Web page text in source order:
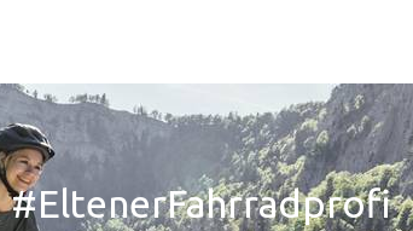
#EltenerFahrradprofi